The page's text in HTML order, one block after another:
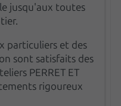
jusqu'aux toutes
particuliers et des
sont satisfaits des
PERRET ET
rigoureux